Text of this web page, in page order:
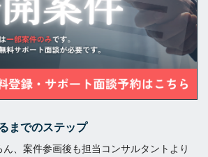
までのステップ
、案件参画後も担当コンサルタントより